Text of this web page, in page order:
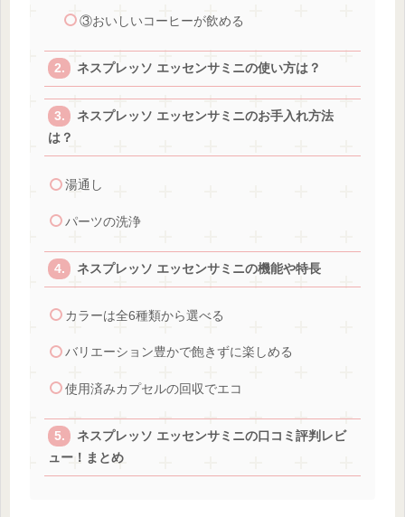
③おいしいコーヒーが飲める
ネスプレッソ エッセンサミニの使い方は？
ネスプレッソ エッセンサミニのお手入れ方法
は？
湯通し
パーツの洗浄
ネスプレッソ エッセンサミニの機能や特長
カラーは全6種類から選べる
バリエーション豊かで飽きずに楽しめる
使用済みカプセルの回収でエコ
ネスプレッソ エッセンサミニの口コミ評判レビ
ュー！まとめ